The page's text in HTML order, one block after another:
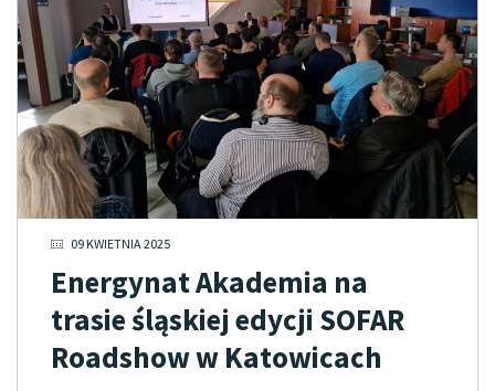
09 KWIETNIA 2025
Energynat Akademia na
trasie śląskiej edycji SOFAR
Roadshow w Katowicach